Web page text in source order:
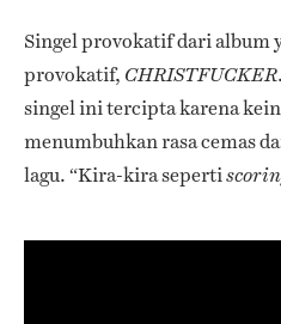
Singel provokatif dari album
provokatif, CHRISTFUCKER
singel ini tercipta karena
menumbuhkan rasa cemas
lagu. “Kira-kira seperti